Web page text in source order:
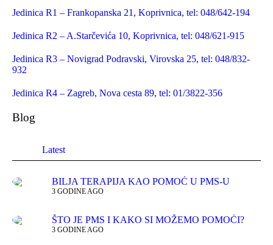
Jedinica R1 – Frankopanska 21, Koprivnica, tel: 048/642-194
Jedinica R2 – A.Starčevića 10, Koprivnica, tel: 048/621-915
Jedinica R3 – Novigrad Podravski, Virovska 25, tel: 048/832-
932
Jedinica R4 – Zagreb, Nova cesta 89, tel: 01/3822-356
Blog
Latest
BILJA TERAPIJA KAO POMOĆ U PMS-U
3 GODINE AGO
ŠTO JE PMS I KAKO SI MOŽEMO POMOĆI?
3 GODINE AGO